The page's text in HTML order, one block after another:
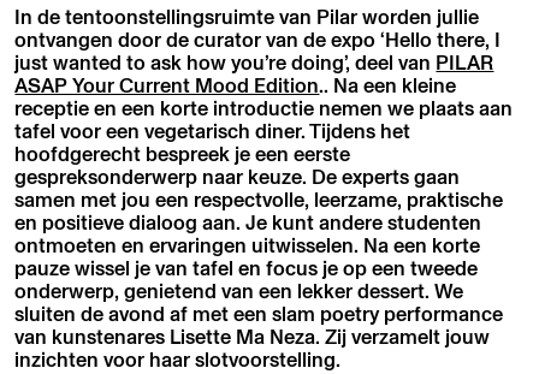
In de tentoonstellingsruimte van Pilar worden jullie
ontvangen door de curator van de expo ‘Hello there, I
just wanted to ask how you’re doing’, deel van PILAR
ASAP Your Current Mood Edition.. Na een kleine
receptie en een korte introductie nemen we plaats aan
tafel voor een vegetarisch diner. Tijdens het
hoofdgerecht bespreek je een eerste
gespreksonderwerp naar keuze. De experts gaan
samen met jou een respectvolle, leerzame, praktische
en positieve dialoog aan. Je kunt andere studenten
ontmoeten en ervaringen uitwisselen. Na een korte
pauze wissel je van tafel en focus je op een tweede
onderwerp, genietend van een lekker dessert. We
sluiten de avond af met een slam poetry performance
van kunstenares Lisette Ma Neza. Zij verzamelt jouw
inzichten voor haar slotvoorstelling.